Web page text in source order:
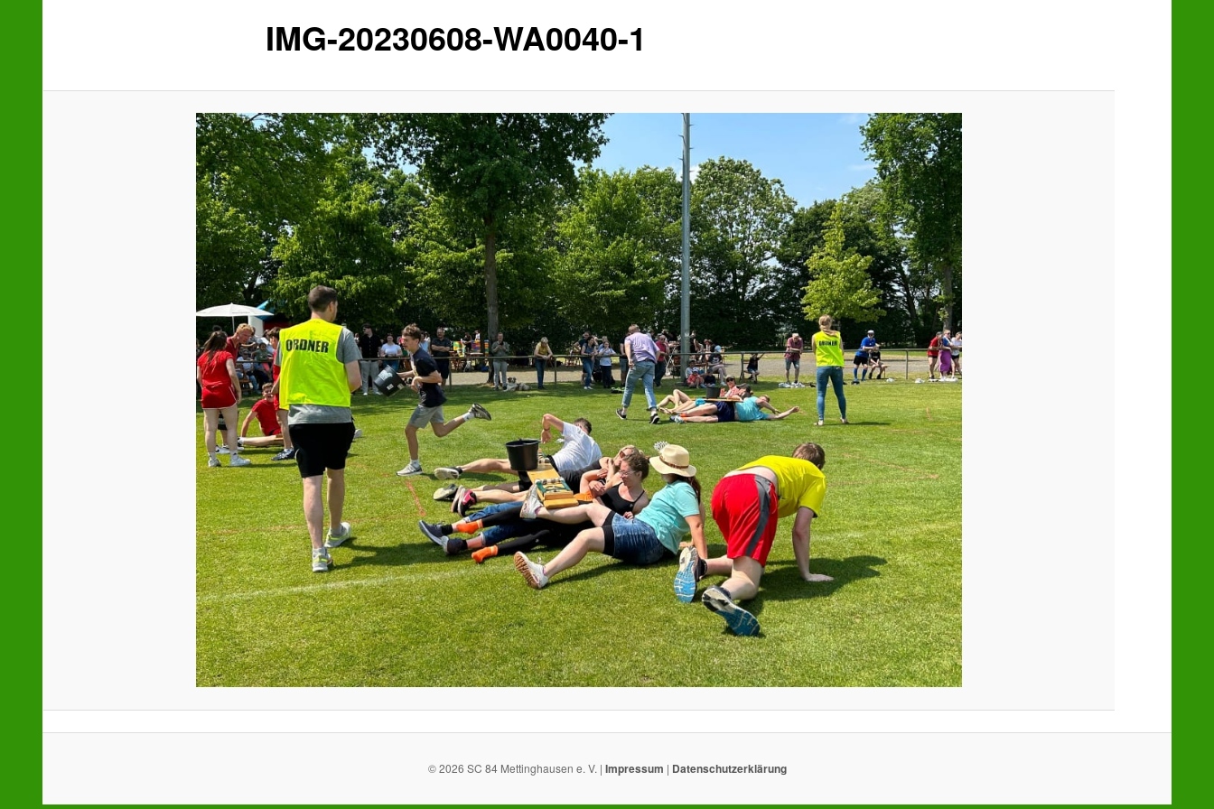
IMG-20230608-WA0040-1
© 2026 SC 84 Mettinghausen e. V. | Impressum | Datenschutzerklärung